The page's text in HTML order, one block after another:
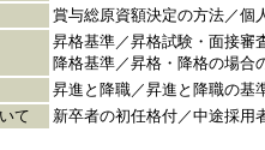
賞与総原資額決定の方法／個
昇格基準／昇格試験・面接審
降格基準／昇格・降格の場合
昇進と降職／昇進と降職の基
て
新卒者の初任格付／中途採用